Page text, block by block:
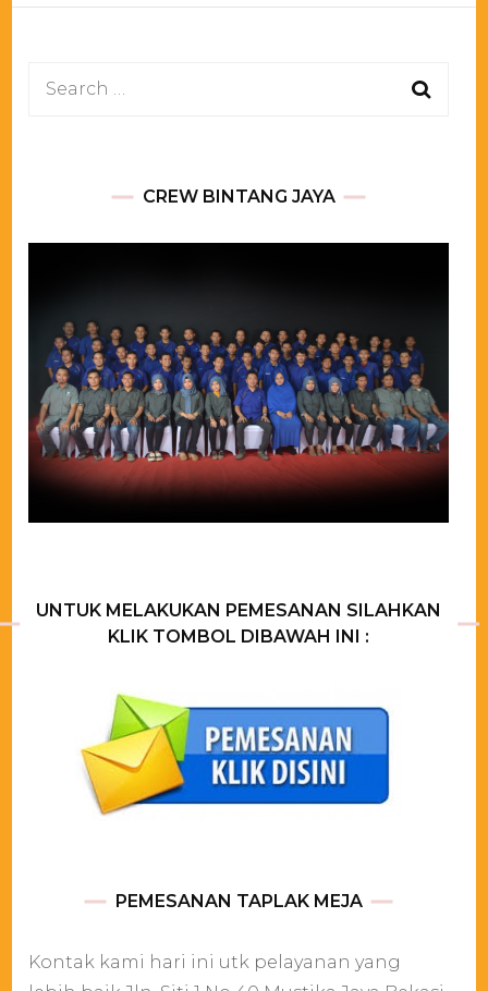
Search
CREW BINTANG JAYA
UNTUK MELAKUKAN PEMESANAN SILAHKAN
KLIK TOMBOL DIBAWAH INI :
PEMESANAN TAPLAK MEJA
Kontak kami hari ini utk pelayanan yang